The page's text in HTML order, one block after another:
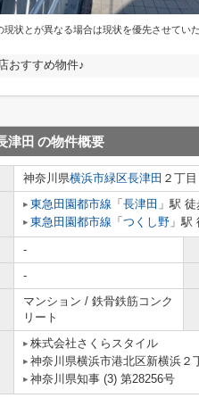
状とが異なる場合は現状を優先させてい
おすすめ物件♪
津田 の物件概要
神奈川県横浜市緑区長津田 ２丁目
東急田園都市線 「 長津田 」駅
東急田園都市線 「 つくし野 」駅
-
-
マンション / 鉄骨鉄筋コンク
リート
株式会社さくらスタイル
神奈川県横浜市港北区新横浜２
神奈川県知事 (3) 第28256号